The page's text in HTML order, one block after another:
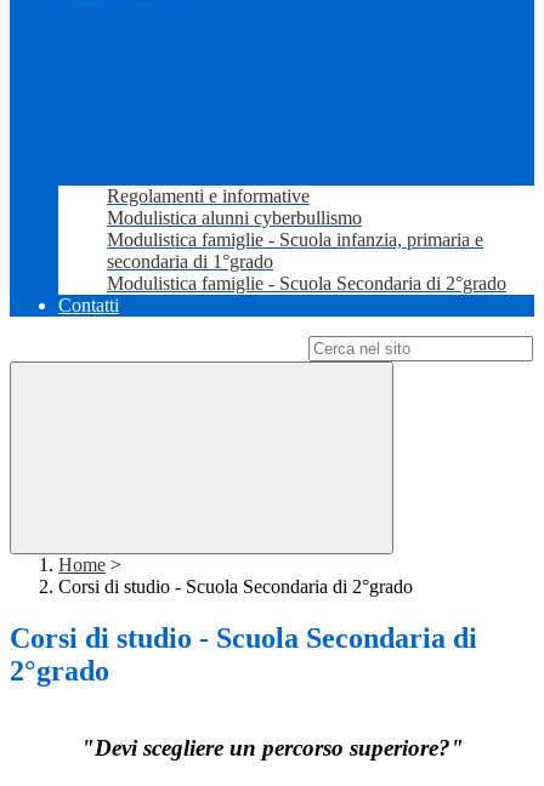
Regolamenti e informative
Modulistica alunni cyberbullismo
Modulistica famiglie - Scuola infanzia, primaria e
secondaria di 1°grado
Modulistica famiglie - Scuola Secondaria di 2°grado
Contatti
Home >
Corsi di studio - Scuola Secondaria di 2°grado
Corsi di studio - Scuola Secondaria di
2°grado
"Devi scegliere un percorso superiore?"